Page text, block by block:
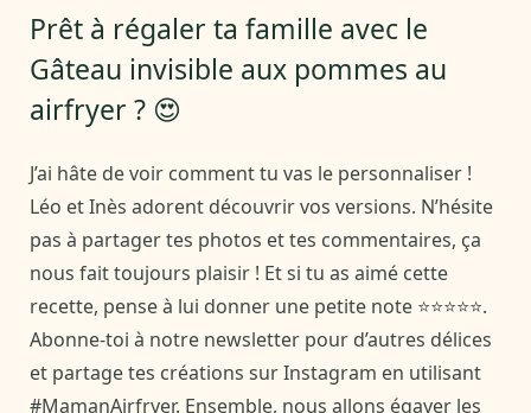
Prêt à régaler ta famille avec le
Gâteau invisible aux pommes au
airfryer ? 😍
J’ai hâte de voir comment tu vas le personnaliser !
Léo et Inès adorent découvrir vos versions. N’hésite
pas à partager tes photos et tes commentaires, ça
nous fait toujours plaisir ! Et si tu as aimé cette
recette, pense à lui donner une petite note ⭐⭐⭐⭐⭐.
Abonne-toi à notre newsletter pour d’autres délices
et partage tes créations sur Instagram en utilisant
#MamanAirfryer. Ensemble, nous allons égayer les